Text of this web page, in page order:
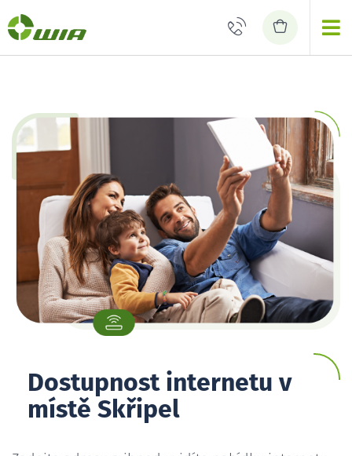
Dostupnost internetu v
místě Skřipel